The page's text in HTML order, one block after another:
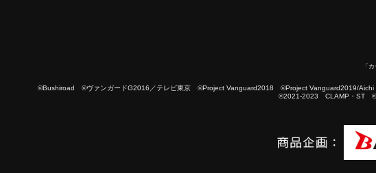
「
©Bushiroad ©ヴァンガードG2016／テレビ東京 ©Project Vanguard2018 ©Project Vanguard2019/
©2021-2023 CLAMP・ST